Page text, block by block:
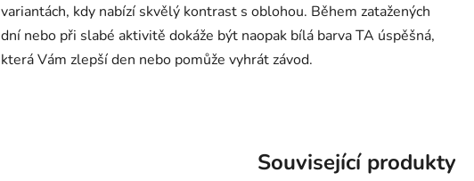
variantách, kdy nabízí skvělý kontrast s oblohou. Během zatažených
dní nebo při slabé aktivitě dokáže být naopak bílá barva TA úspěšná,
která Vám zlepší den nebo pomůže vyhrát závod.
Související produkty